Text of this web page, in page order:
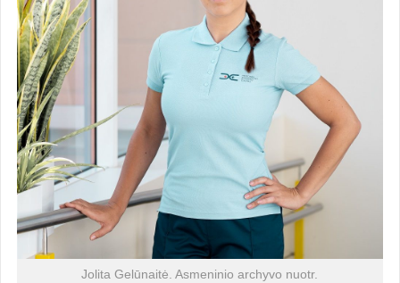
Jolita Gelūnaitė. Asmeninio archyvo nuotr.